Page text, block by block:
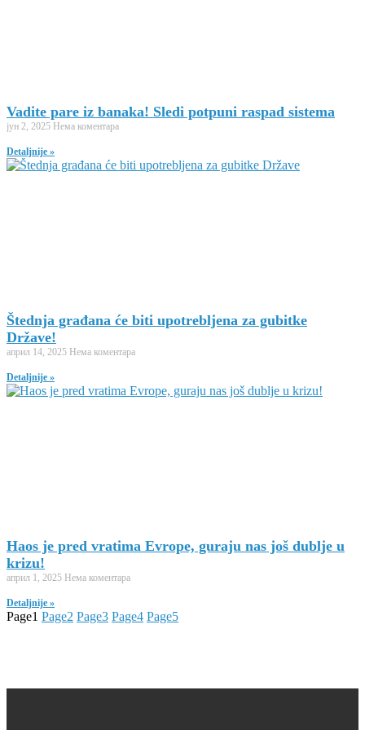
Vadite pare iz banaka! Sledi potpuni raspad sistema
јун 2, 2025 Нема коментара
Detaljnije »
Štednja građana će biti upotrebljena za gubitke
Države!
април 14, 2025 Нема коментара
Detaljnije »
Haos je pred vratima Evrope, guraju nas još dublje u
krizu!
април 1, 2025 Нема коментара
Detaljnije »
Page1 Page2 Page3 Page4 Page5